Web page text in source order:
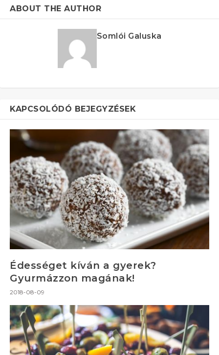
ABOUT THE AUTHOR
Somlói Galuska
KAPCSOLÓDÓ BEJEGYZÉSEK
Édességet kíván a gyerek?
Gyurmázzon magának!
2018-08-09